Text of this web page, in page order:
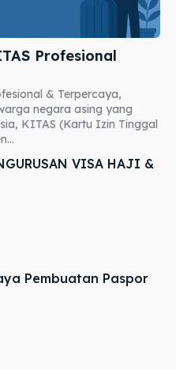
Profesional
& Terpercaya,
negara asing yang
KITAS (Kartu Izin Tinggal
VISA HAJI &
Pembuatan Paspor